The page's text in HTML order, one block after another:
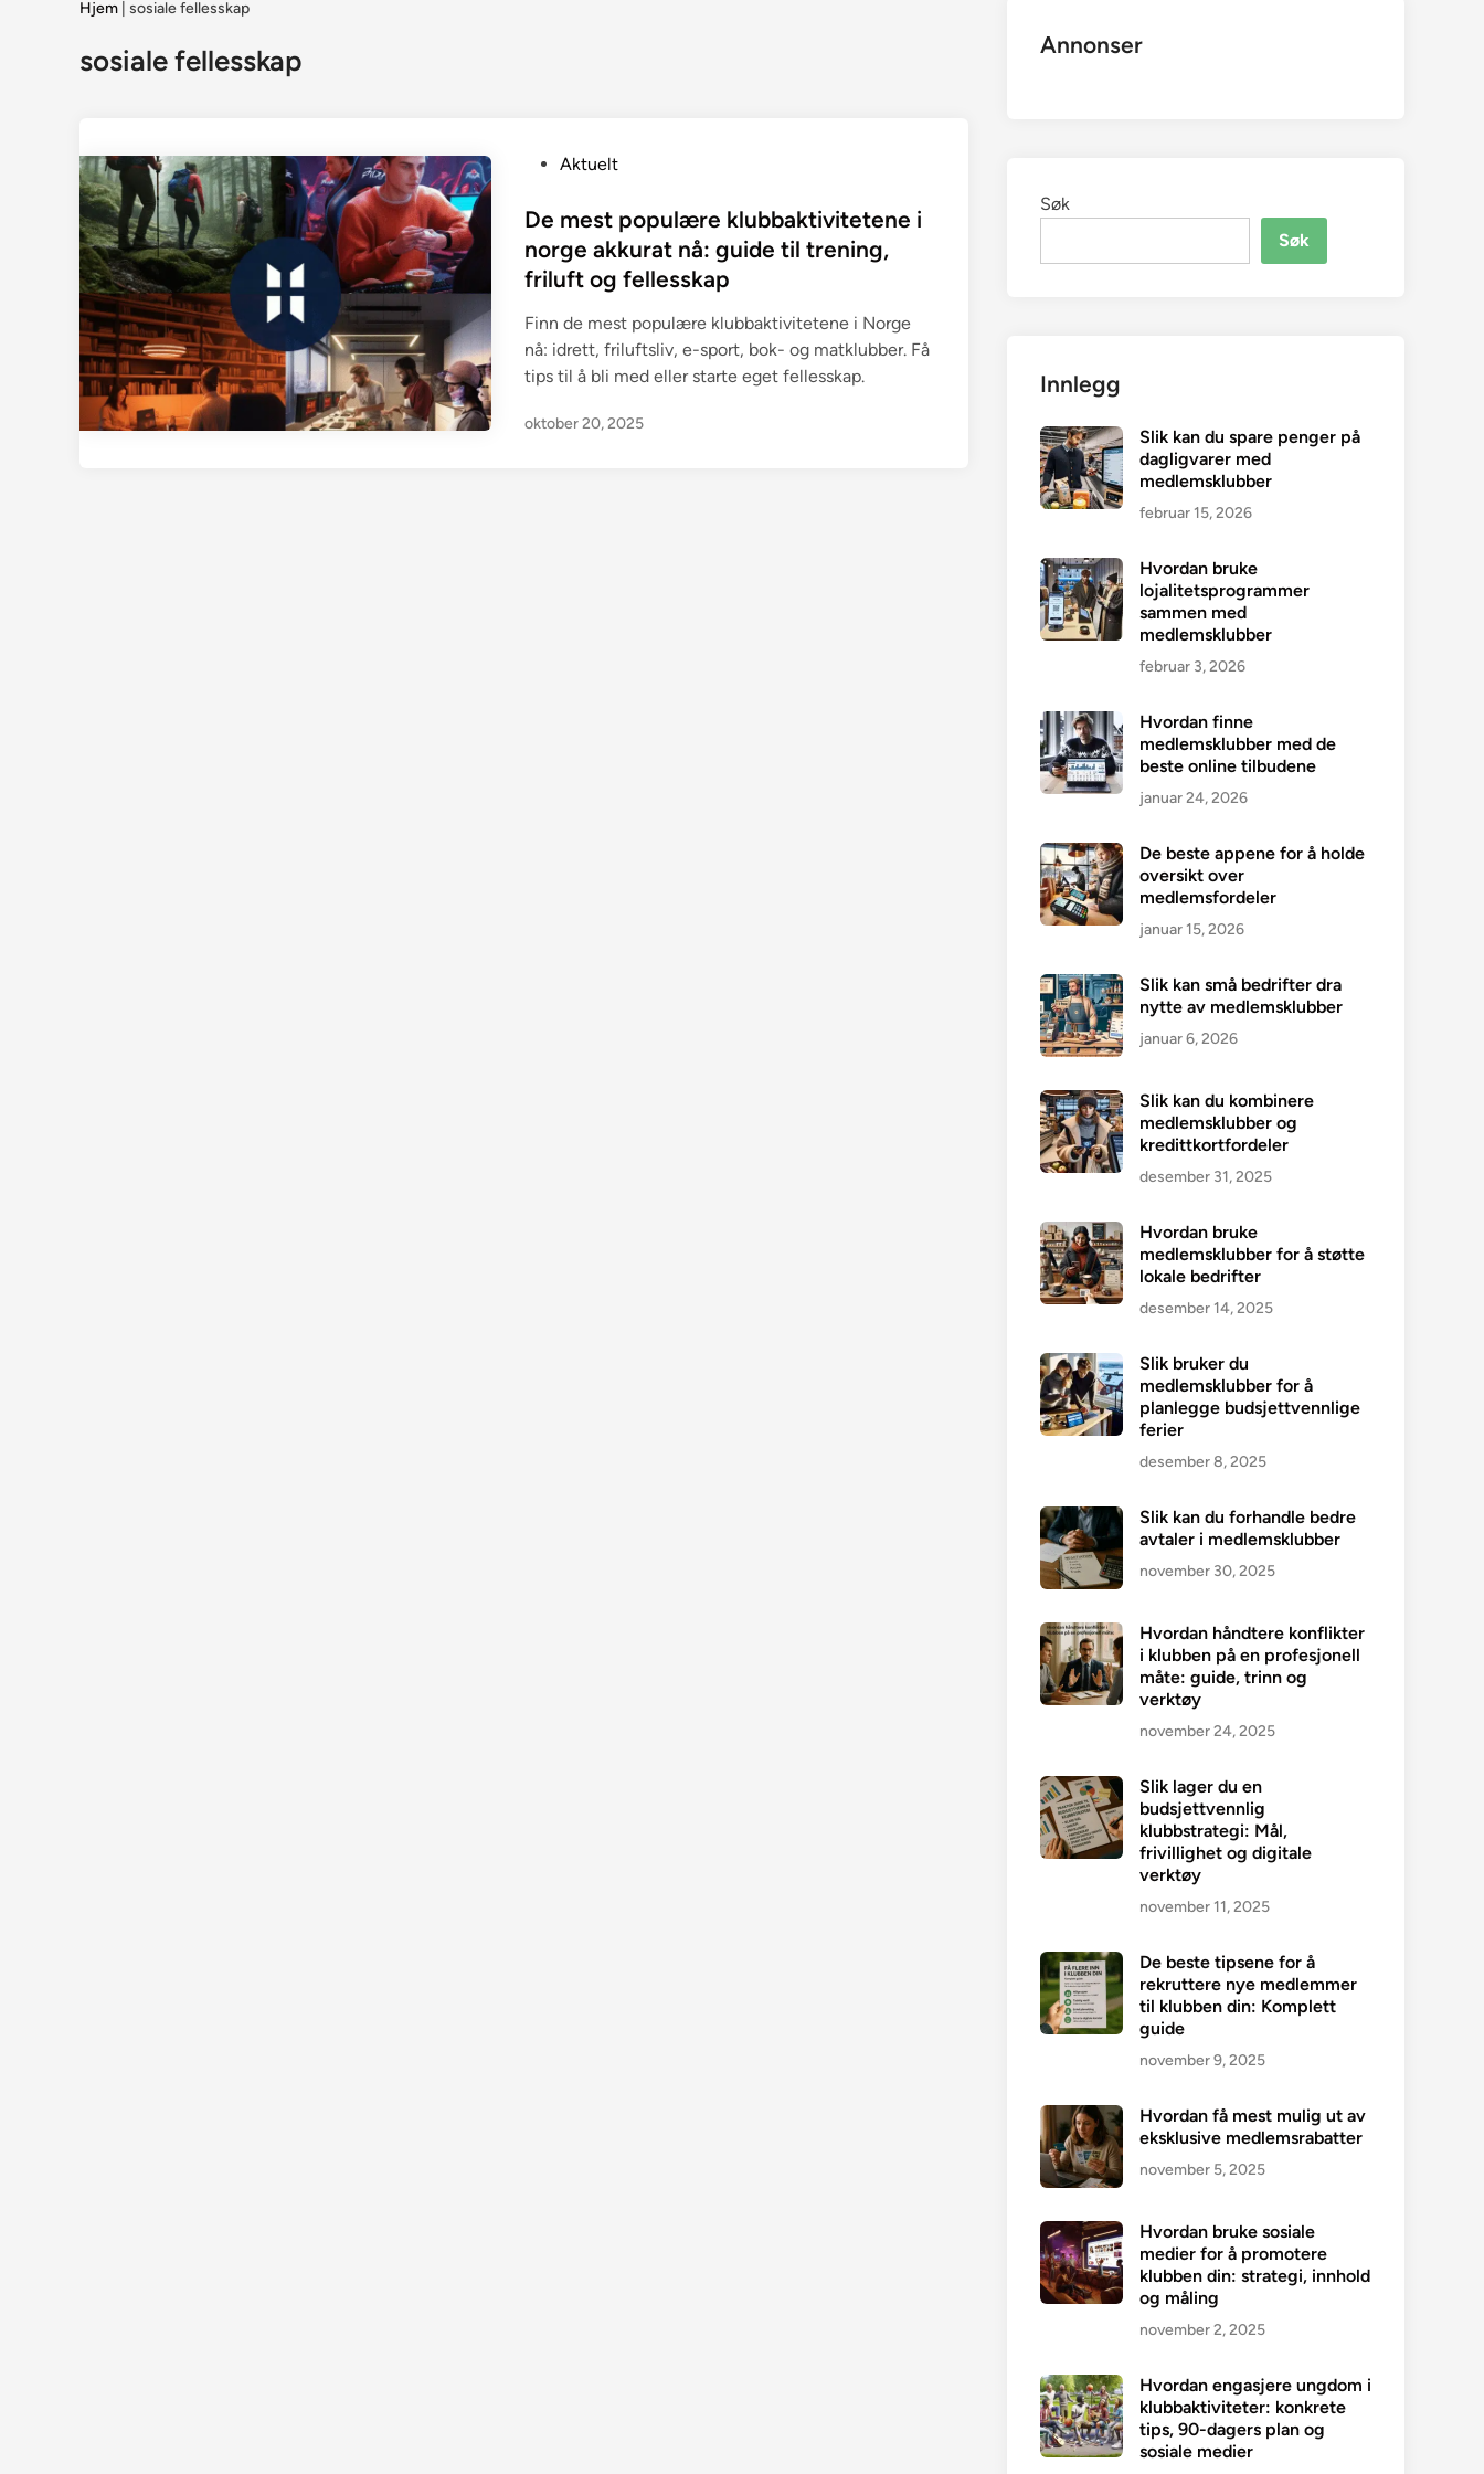
Hjem sosiale fellesskap
sosiale fellesskap
s
t
e
i
n
Aktuelt
De mest populære klubbaktivitetene i
norge akkurat nå: guide til trening,
friluft og fellesskap
Finn de mest populære klubbaktivitetene i Norge
nå: idrett, friluftsliv, e-sport, bok- og matklubber. Få
tips til å bli med eller starte eget fellesskap.
oktober 20, 2025
Annonser
Søk
Søk
Innlegg
Slik kan du spare penger på
dagligvarer med
medlemsklubber
februar 15, 2026
Hvordan bruke
lojalitetsprogrammer
sammen med
medlemsklubber
februar 3, 2026
Hvordan finne
medlemsklubber med de
beste online tilbudene
januar 24, 2026
De beste appene for å holde
oversikt over
medlemsfordeler
januar 15, 2026
Slik kan små bedrifter dra
nytte av medlemsklubber
januar 6, 2026
Slik kan du kombinere
medlemsklubber og
kredittkortfordeler
desember 31, 2025
Hvordan bruke
medlemsklubber for å støtte
lokale bedrifter
desember 14, 2025
Slik bruker du
medlemsklubber for å
planlegge budsjettvennlige
ferier
desember 8, 2025
Slik kan du forhandle bedre
avtaler i medlemsklubber
november 30, 2025
Hvordan håndtere konflikter
i klubben på en profesjonell
måte: guide, trinn og
verktøy
november 24, 2025
Slik lager du en
budsjettvennlig
klubbstrategi: Mål,
frivillighet og digitale
verktøy
november 11, 2025
De beste tipsene for å
rekruttere nye medlemmer
til klubben din: Komplett
guide
november 9, 2025
Hvordan få mest mulig ut av
eksklusive medlemsrabatter
november 5, 2025
Hvordan bruke sosiale
medier for å promotere
klubben din: strategi, innhold
og måling
november 2, 2025
Hvordan engasjere ungdom i
klubbaktiviteter: konkrete
tips, 90-dagers plan og
sosiale medier